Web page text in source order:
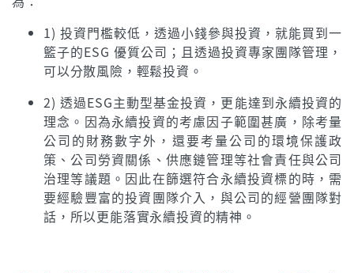
1) 投資門檻較低，透過小錢參與投資，就能買到一
籃子的ESG 優質公司；且透過投資專家團隊管理，
可以分散風險，輕鬆投資。
2) 透過ESG主動型基金投資，更能達到永續投資的
理念。因為永續投資的考慮因子範圍甚廣，除考量
公司的財務數字外，還要考量公司的環境保護政
策、公司勞資關係、供應鏈管理等社會責任與公司
治理等議題。因此在篩選符合永續投資標的時，需
要經驗豐富的投資團隊介入，與公司的經營團隊對
話，所以更能落實永續投資的精神。